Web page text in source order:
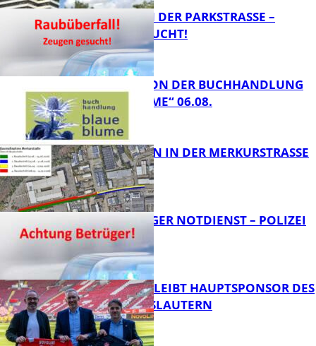
ÜBERFALL IN DER PARKSTRASSE – Z
EUGEN GESUCHT!
FB Kultur
LESETIPPS VON DER BUCHHANDLUNG
„BLAUE BLUME“ 06.08.
BAUARBEITEN IN DER MERKURSTRASSE
FB News
FRAGWÜRDIGER NOTDIENST – POLIZEI
WARNT
NOVOLINE BLEIBT HAUPTSPONSOR DES
1. FC KAISERSLAUTERN